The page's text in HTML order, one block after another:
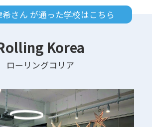
希さん が通った学校はこちら
Korea
ローリングコリア